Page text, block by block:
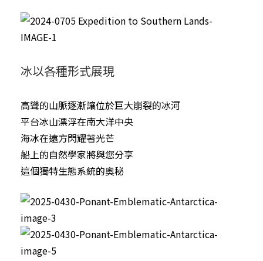
冰以各種形式展現
高聳的山脈逐漸讓位於巨大崩裂的冰河
平台冰山漂浮在南大洋中央
海冰在遠方閃耀著光芒
船上的自然學家將與您分享
這個獨特生態系統的奧秘